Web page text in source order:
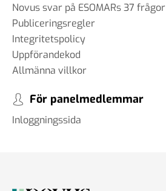
Novus svar på ESOMARs 37 frågor
Publiceringsregler
Integritetspolicy
Uppförandekod
Allmänna villkor
För panelmedlemmar
Inloggningssida